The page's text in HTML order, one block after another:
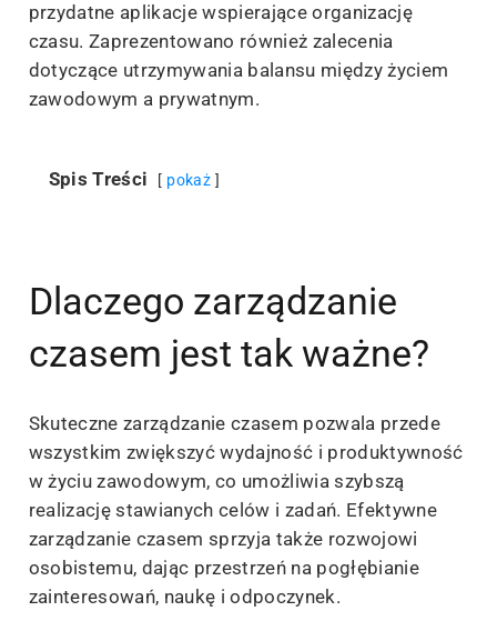
przydatne aplikacje wspierające organizację
czasu. Zaprezentowano również zalecenia
dotyczące utrzymywania balansu między życiem
zawodowym a prywatnym.
Spis Treści pokaż
Dlaczego zarządzanie
czasem jest tak ważne?
Skuteczne zarządzanie czasem pozwala przede
wszystkim zwiększyć wydajność i produktywność
w życiu zawodowym, co umożliwia szybszą
realizację stawianych celów i zadań. Efektywne
zarządzanie czasem sprzyja także rozwojowi
osobistemu, dając przestrzeń na pogłębianie
zainteresowań, naukę i odpoczynek.